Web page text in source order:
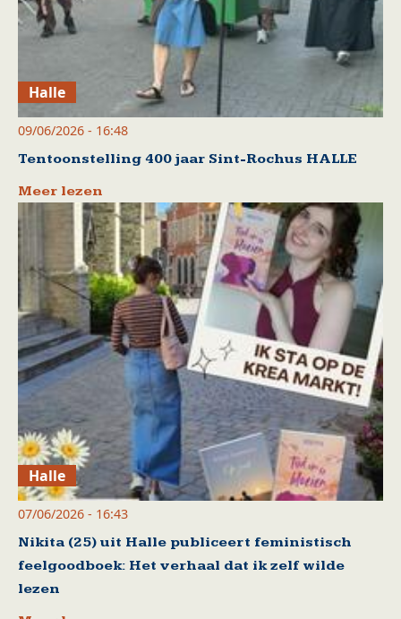
Halle
09/06/2026 - 16:48
Tentoonstelling 400 jaar Sint-Rochus HALLE
Meer lezen
Halle
07/06/2026 - 16:43
Nikita (25) uit Halle publiceert feministisch
feelgoodboek: Het verhaal dat ik zelf wilde
lezen